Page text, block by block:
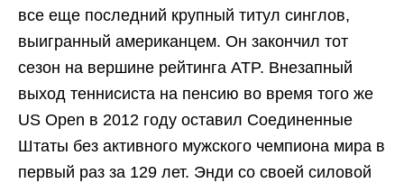
все еще последний крупный титул синглов,
выигранный американцем. Он закончил тот
сезон на вершине рейтинга ATP. Внезапный
выход теннисиста на пенсию во время того же
US Open в 2012 году оставил Соединенные
Штаты без активного мужского чемпиона мира в
первый раз за 129 лет. Энди со своей силовой